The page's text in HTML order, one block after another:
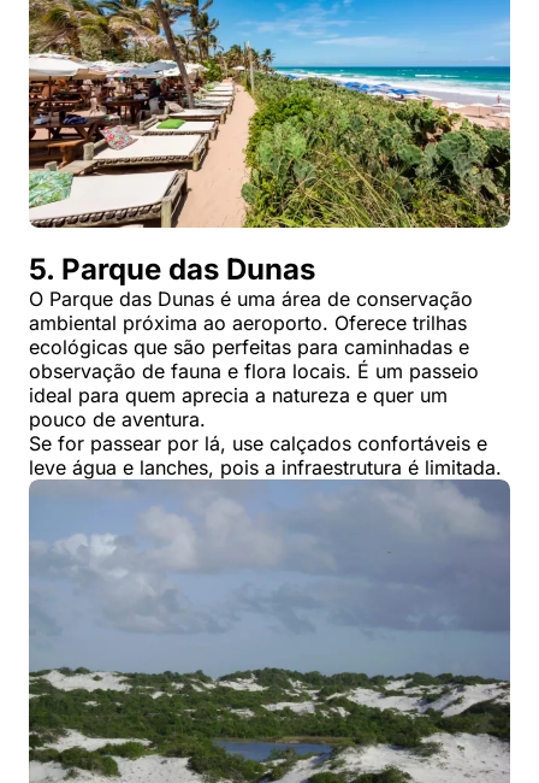
5. Parque das Dunas
O Parque das Dunas é uma área de conservação
ambiental próxima ao aeroporto. Oferece trilhas
ecológicas que são perfeitas para caminhadas e
observação de fauna e flora locais. É um passeio
ideal para quem aprecia a natureza e quer um
pouco de aventura.
Se for passear por lá, use calçados confortáveis e
leve água e lanches, pois a infraestrutura é limitada.